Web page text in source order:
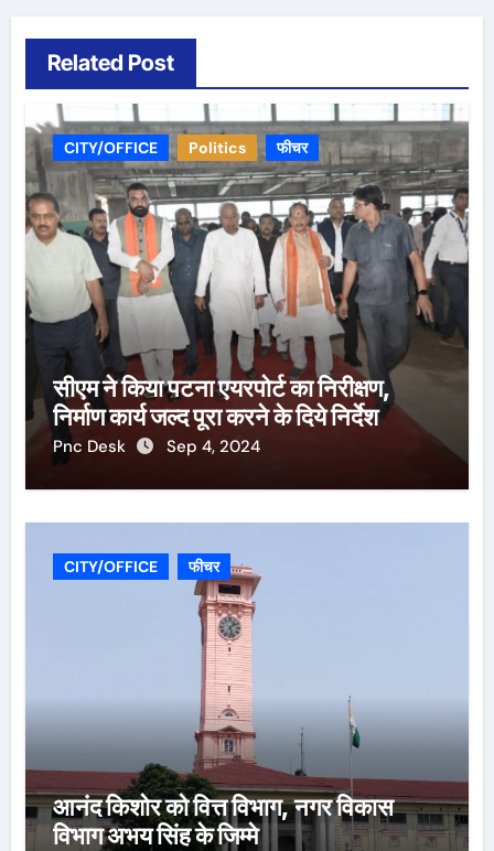
Related Post
CITY/OFFICE Politics फीचर
सीएम ने किया पटना एयरपोर्ट का निरीक्षण,
निर्माण कार्य जल्द पूरा करने के दिये निर्देश
Pnc Desk Sep 4, 2024
CITY/OFFICE फीचर
आनंद किशोर को वित्त विभाग, नगर विकास
विभाग अभय सिंह के जिम्मे